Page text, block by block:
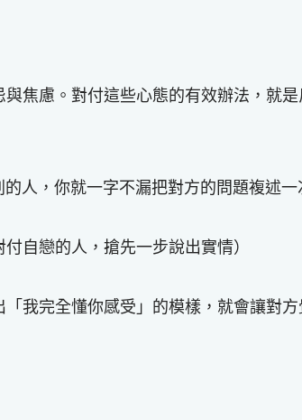
焦慮。對付這些心態的有效辦法，就
的人，你就一字不漏把對方的問題複述一
自戀的人，搶先一步說出實情）
我完全懂你感受」的模樣，就會讓對